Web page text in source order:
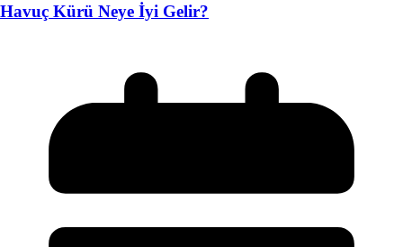
Havuç Kürü Neye İyi Gelir?